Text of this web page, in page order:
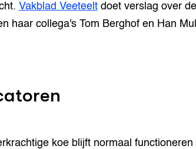
Vakblad Veeteeltdoet verslag over
haar collega's Tom Berghof en Han
koe blijft normaal functioneren